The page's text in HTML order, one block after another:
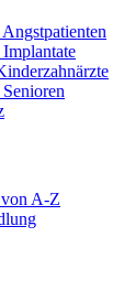
A-Z